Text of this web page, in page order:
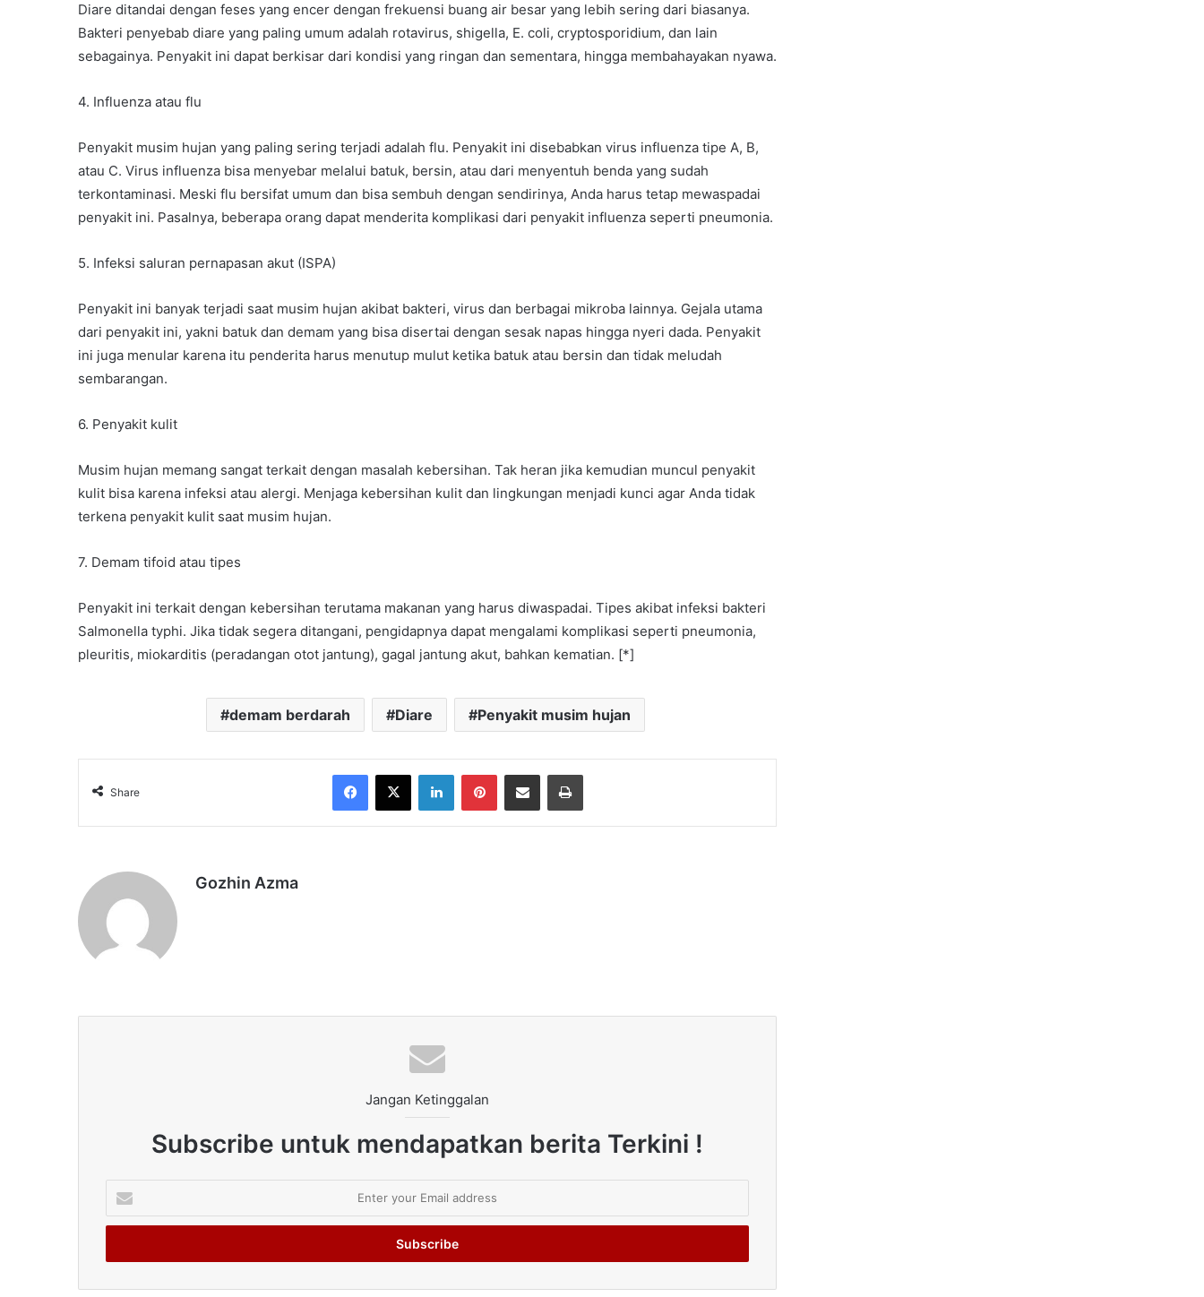
Diare ditandai dengan feses yang encer dengan frekuensi buang air besar yang lebih sering dari biasanya.
Bakteri penyebab diare yang paling umum adalah rotavirus, shigella, E. coli, cryptosporidium, dan lain
sebagainya. Penyakit ini dapat berkisar dari kondisi yang ringan dan sementara, hingga membahayakan nyawa.
4. Influenza atau flu
Penyakit musim hujan yang paling sering terjadi adalah flu. Penyakit ini disebabkan virus influenza tipe A, B,
atau C. Virus influenza bisa menyebar melalui batuk, bersin, atau dari menyentuh benda yang sudah
terkontaminasi. Meski flu bersifat umum dan bisa sembuh dengan sendirinya, Anda harus tetap mewaspadai
penyakit ini. Pasalnya, beberapa orang dapat menderita komplikasi dari penyakit influenza seperti pneumonia.
5. Infeksi saluran pernapasan akut (ISPA)
Penyakit ini banyak terjadi saat musim hujan akibat bakteri, virus dan berbagai mikroba lainnya. Gejala utama
dari penyakit ini, yakni batuk dan demam yang bisa disertai dengan sesak napas hingga nyeri dada. Penyakit
ini juga menular karena itu penderita harus menutup mulut ketika batuk atau bersin dan tidak meludah
sembarangan.
6. Penyakit kulit
Musim hujan memang sangat terkait dengan masalah kebersihan. Tak heran jika kemudian muncul penyakit
kulit bisa karena infeksi atau alergi. Menjaga kebersihan kulit dan lingkungan menjadi kunci agar Anda tidak
terkena penyakit kulit saat musim hujan.
7. Demam tifoid atau tipes
Penyakit ini terkait dengan kebersihan terutama makanan yang harus diwaspadai. Tipes akibat infeksi bakteri
Salmonella typhi. Jika tidak segera ditangani, pengidapnya dapat mengalami komplikasi seperti pneumonia,
pleuritis, miokarditis (peradangan otot jantung), gagal jantung akut, bahkan kematian. [*]
demam berdarah Diare Penyakit musim hujan
Share
Facebook
X LinkedInPinterestShare via Email Print
Gozhin Azma
Jangan Ketinggalan
Subscribe untuk mendapatkan berita Terkini !
your
Email